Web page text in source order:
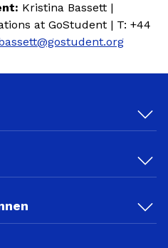
Kristina Bassett |
at GoStudent | T: +44